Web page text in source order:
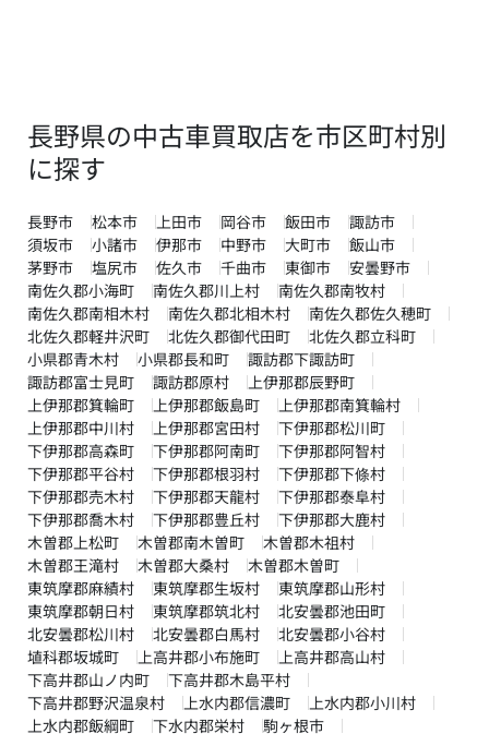
長野県の中古車買取店を市区町村別
に探す
長野市 松本市 上田市 岡谷市 飯田市
諏訪市
須坂市
小諸市 伊那市 中野市 大町市
飯山市
茅野市
塩尻市 佐久市 千曲市 東御市
安曇野市
南佐久郡小海町
南佐久郡川上村
南佐久郡南牧村
南佐久郡南相木村
南佐久郡北相木村
南佐久郡佐久穂町
北佐久郡軽井沢町
北佐久郡御代田町
北佐久郡立科町
小県郡青木村
小県郡長和町
諏訪郡下諏訪町
諏訪郡富士見町
諏訪郡原村
上伊那郡辰野町
上伊那郡箕輪町
上伊那郡飯島町
上伊那郡南箕輪村
上伊那郡中川村
上伊那郡宮田村
下伊那郡松川町
下伊那郡高森町
下伊那郡阿南町
下伊那郡阿智村
下伊那郡平谷村
下伊那郡根羽村
下伊那郡下條村
下伊那郡売木村
下伊那郡天龍村
下伊那郡泰阜村
下伊那郡喬木村
下伊那郡豊丘村
下伊那郡大鹿村
木曽郡上松町
木曽郡南木曽町
木曽郡木祖村
木曽郡王滝村
木曽郡大桑村
木曽郡木曽町
東筑摩郡麻績村
東筑摩郡生坂村
東筑摩郡山形村
東筑摩郡朝日村
東筑摩郡筑北村
北安曇郡池田町
北安曇郡松川村
北安曇郡白馬村
北安曇郡小谷村
埴科郡坂城町
上高井郡小布施町
上高井郡高山村
下高井郡山ノ内町
下高井郡木島平村
下高井郡野沢温泉村
上水内郡信濃町
上水内郡小川村
上水内郡飯綱町
下水内郡栄村 駒ヶ根市